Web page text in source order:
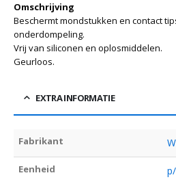
Omschrijving
Beschermt mondstukken en contact
onderdompeling.
Vrij van siliconen en oplosmiddelen.
Geurloos.
EXTRA INFORMATIE
Fabrikant
Eenheid